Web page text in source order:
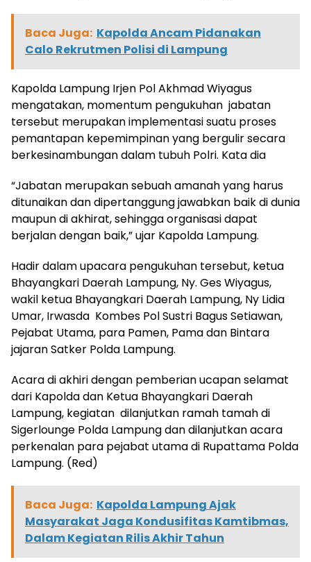
Baca Juga: Kapolda Ancam Pidanakan
Calo Rekrutmen Polisi di Lampung
Kapolda Lampung Irjen Pol Akhmad Wiyagus
mengatakan, momentum pengukuhan jabatan
tersebut merupakan implementasi suatu proses
pemantapan kepemimpinan yang bergulir secara
berkesinambungan dalam tubuh Polri. Kata dia
“Jabatan merupakan sebuah amanah yang harus
ditunaikan dan dipertanggung jawabkan baik di dunia
maupun di akhirat, sehingga organisasi dapat
berjalan dengan baik,” ujar Kapolda Lampung.
Hadir dalam upacara pengukuhan tersebut, ketua
Bhayangkari Daerah Lampung, Ny. Ges Wiyagus,
wakil ketua Bhayangkari Daerah Lampung, Ny Lidia
Umar, Irwasda Kombes Pol Sustri Bagus Setiawan,
Pejabat Utama, para Pamen, Pama dan Bintara
jajaran Satker Polda Lampung.
Acara di akhiri dengan pemberian ucapan selamat
dari Kapolda dan Ketua Bhayangkari Daerah
Lampung, kegiatan dilanjutkan ramah tamah di
Sigerlounge Polda Lampung dan dilanjutkan acara
perkenalan para pejabat utama di Rupattama Polda
Lampung. (Red)
Baca Juga: Kapolda Lampung Ajak
Masyarakat Jaga Kondusifitas Kamtibmas,
Dalam Kegiatan Rilis Akhir Tahun